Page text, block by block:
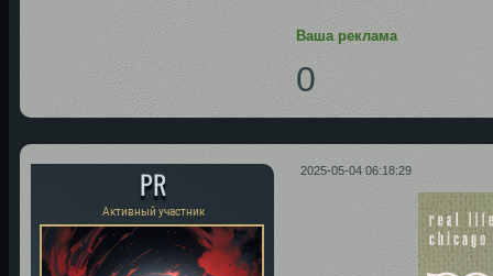
Ваша реклама
0
2025-05-04 06:18:29
PR
Активный участник